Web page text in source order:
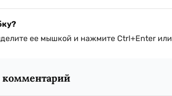
ее мышкой и нажмите Ctrl+Enter или
комментарий